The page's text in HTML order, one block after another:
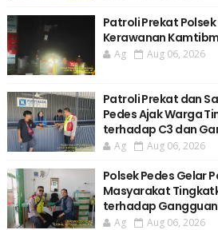
Patroli Prekat
Kerawanan
Ag Aug 06, 2026
Patroli Prekat dan
Pedes Ajak Warga
terhadap C3 dan
Ag Aug 06, 2026
Polsek Pedes Gelar
Masyarakat
terhadap
Ag Aug 06, 2026